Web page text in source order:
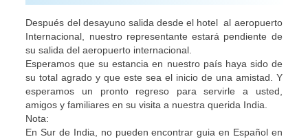
Después del desayuno salida desde el hotel al aeropuerto
Internacional, nuestro representante estará pendiente de
su salida del aeropuerto internacional.
Esperamos que su estancia en nuestro país haya sido de
su total agrado y que este sea el inicio de una amistad. Y
esperamos un pronto regreso para servirle a usted,
amigos y familiares en su visita a nuestra querida India.
Nota:
En Sur de India, no pueden encontrar guia en Español en